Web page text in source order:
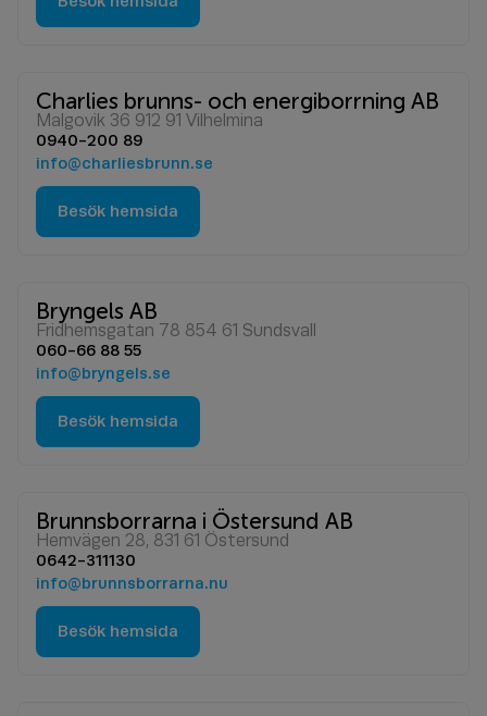
Charlies brunns- och energiborrning AB
Malgovik 36 912 91 Vilhelmina
0940-200 89
info@charliesbrunn.se
Besök hemsida
Bryngels AB
Fridhemsgatan 78 854 61 Sundsvall
060-66 88 55
info@bryngels.se
Besök hemsida
Brunnsborrarna i Östersund AB
Hemvägen 28, 831 61 Östersund
0642-311130
info@brunnsborrarna.nu
Besök hemsida